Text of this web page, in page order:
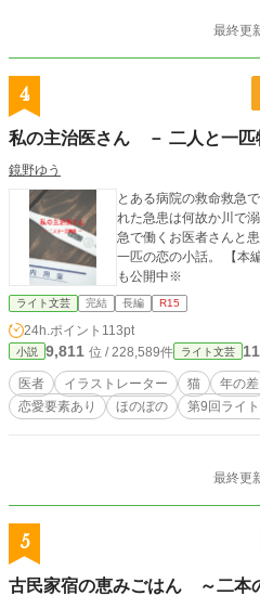
最終更
4
私の主治医さん － 二人と一匹
鏡野ゆう
とある病院の救命救急
れた急患は何故か川で
急で働くお医者さんと
一匹の恋の小話。 【本編完結】【
も公開中※
ライト文芸 完結 長編 R15
24h.ポイント 113pt
小説 9,811 位 / 228,589件 ライト文芸
医者 イラストレーター 猫 年の差
恋愛要素あり
ほのぼの 第9回ライ
最終更
5
古民家宿の恵みごはん ～二本